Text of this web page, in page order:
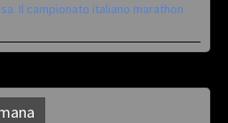
Il campionato italiano marathon